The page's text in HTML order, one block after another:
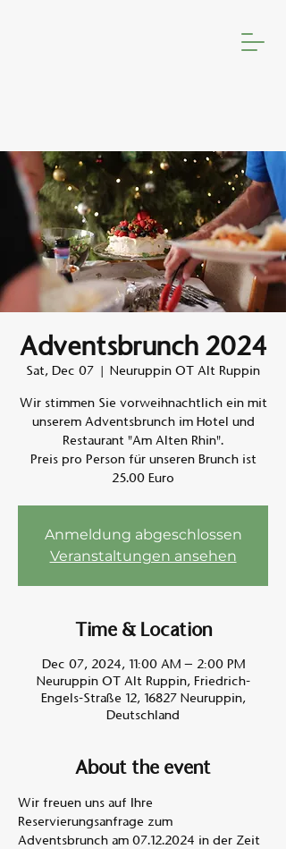
Adventsbrunch 2024
Sat, Dec 07
  |
Neuruppin OT Alt Ruppin
Wir stimmen Sie vorweihnachtlich ein mit
unserem Adventsbrunch im Hotel und
Restaurant "Am Alten Rhin".
Preis pro Person für unseren Brunch ist
25.00 Euro
Anmeldung abgeschlossen
Veranstaltungen ansehen
Time & Location
Dec 07, 2024, 11:00 AM – 2:00 PM
Neuruppin OT Alt Ruppin, Friedrich-
Engels-Straße 12, 16827 Neuruppin,
Deutschland
About the event
Wir freuen uns auf Ihre
Reservierungsanfrage zum
Adventsbrunch am 07.12.2024 in der Zeit